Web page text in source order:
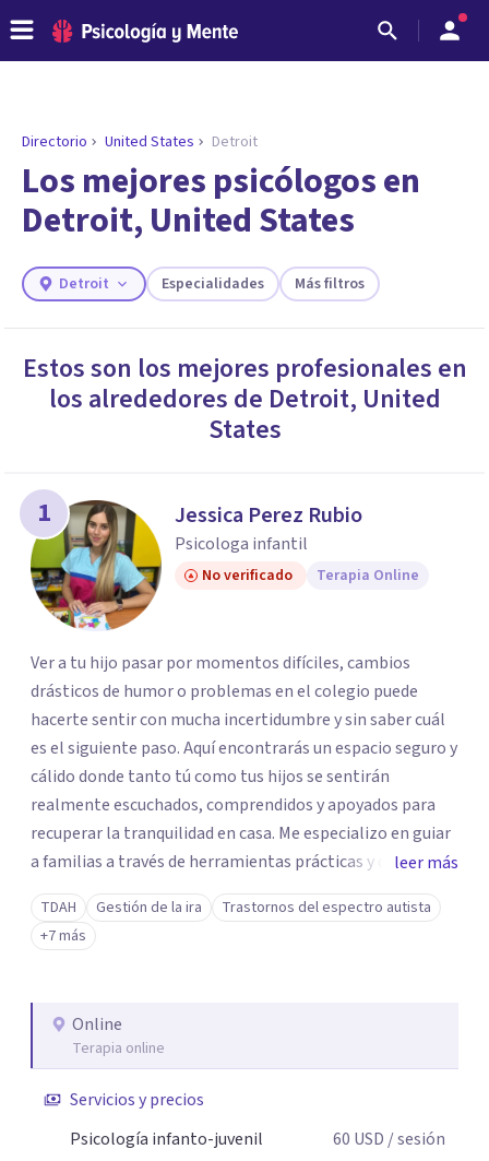
ENCONTRAR MI TERAPEUTA
¿Necesitas ayuda para encontrar el
psicólogo adecuado?
Responde a unas breves preguntas y te ofreceremos
necesidades.
Directorio United States Detroit
Los mejores psicólogos en
Detroit, United States
Detroit Especialidades Más filtros
Estos son los mejores profesionales en
los alrededores de Detroit, United
States
1 Jessica Perez Rubio
Psicologa infantil
No verificado Terapia Online
Ver a tu hijo pasar por momentos difíciles, cambios
drásticos de humor o problemas en el colegio puede
hacerte sentir con mucha incertidumbre y sin saber cuál
es el siguiente paso. Aquí encontrarás un espacio seguro y
cálido donde tanto tú como tus hijos se sentirán
realmente escuchados, comprendidos y apoyados para
recuperar la tranquilidad en casa. Me especializo en guiar
a familias a través de herramientas prácticas y dinámicas
adaptadas a la edad de cada menor, dejando de lado las
etiquetas y los tecnicismos. Mi forma de trabajar se
centra en entender las emociones que hay detrás del
necesaria para superar sus retos y fortaleciendo la
comunicación entre ustedes. Acompaño a niños y
adolescentes que están lidiando con la ansiedad, la
timidez, la rebeldía o dificultades escolares, así como a
educar sin perder la paciencia ni el control. Si estás listo
leer más
TDAH Gestión de la ira
Trastornos del espectro autista
+7 más
Online
Terapia online
Servicios y precios
Psicología infanto-juvenil
60 USD / sesión